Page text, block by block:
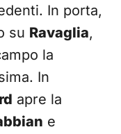
In porta,
su Ravaglia,
la
In
apre la
e